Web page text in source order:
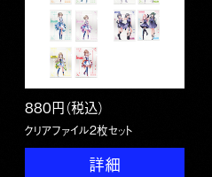
880円（税込）
クリアファイル2枚セット
詳細